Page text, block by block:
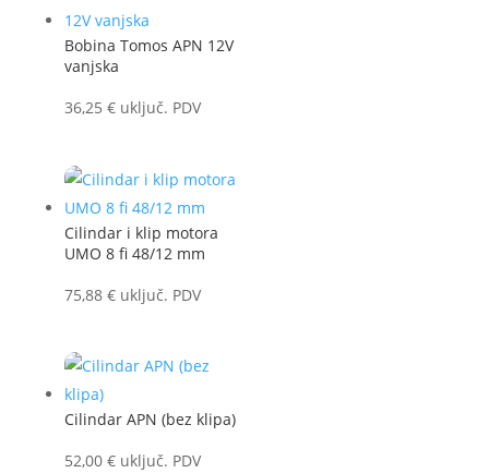
Bobina Tomos APN 12V
vanjska
36,25 € uključ. PDV
Cilindar i klip motora
UMO 8 fi 48/12 mm
75,88 € uključ. PDV
Cilindar APN (bez klipa)
52,00 € uključ. PDV